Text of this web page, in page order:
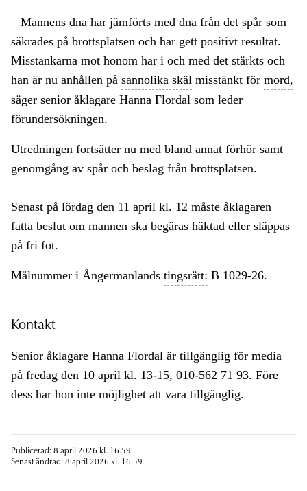
– Mannens dna har jämförts med dna från det spår som
säkrades på brottsplatsen och har gett positivt resultat.
Misstankarna mot honom har i och med det stärkts och
han är nu anhållen på sannolika skäl misstänkt för mord,
säger senior åklagare Hanna Flordal som leder
förundersökningen.
Utredningen fortsätter nu med bland annat förhör samt
genomgång av spår och beslag från brottsplatsen.
Senast på lördag den 11 april kl. 12 måste åklagaren
fatta beslut om mannen ska begäras häktad eller släppas
på fri fot.
Målnummer i Ångermanlands tingsrätt: B 1029-26.
Kontakt
Senior åklagare Hanna Flordal är tillgänglig för media
på fredag den 10 april kl. 13-15, 010-562 71 93. Före
dess har hon inte möjlighet att vara tillgänglig.
Publicerad: 8 april 2026 kl. 16.59
Senast ändrad: 8 april 2026 kl. 16.59